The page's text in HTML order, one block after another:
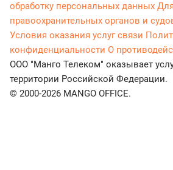
обработку персональных данных Для
правоохранительных органов и
Условия оказания услуг связи
конфиденциальности О
ООО "Манго Телеком" оказывает
территории Российской Федерации.
© 2000-2026 MANGO OFFICE.